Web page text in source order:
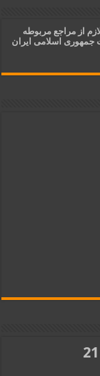
از مراجع مربوطه
جمهوری اسلامی ایران